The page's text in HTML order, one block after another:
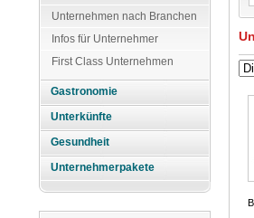
Unternehmen nach Branchen
Infos für Unternehmer
First Class Unternehmen
Gastronomie
Unterkünfte
Gesundheit
Unternehmerpakete